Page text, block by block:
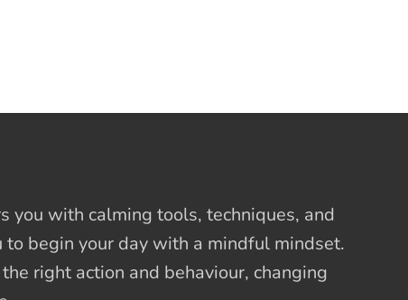
you with calming tools, techniques, and
to begin your day with a mindful mindset.
right action and behaviour, changing